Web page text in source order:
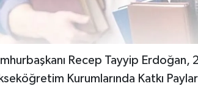
Recep Tayyip
Kurumlarında Katkı